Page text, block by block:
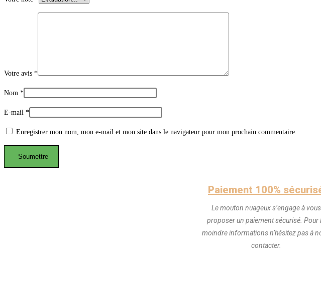
Votre avis *
Nom *
E-mail *
Enregistrer mon nom, mon e-mail et mon site dans le navigateur pour mon prochain commentaire.
Paiement 100%
Le mouton nuageux s’engage à vous
proposer un paiement sécurisé. Pour
moindre informations n’hésitez pas à
contacter.